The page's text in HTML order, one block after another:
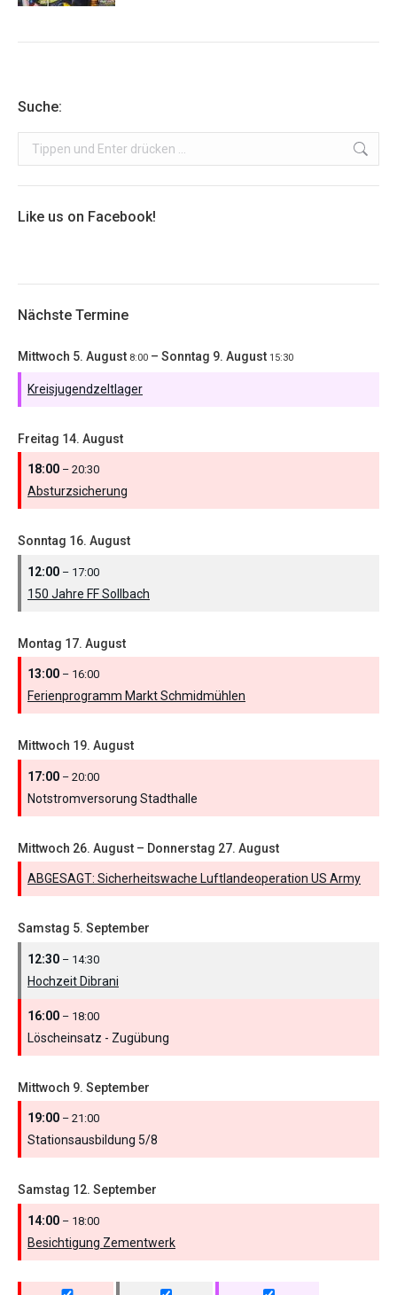
Suche:
Search:
Like us on Facebook!
Nächste Termine
Mittwoch 5. August 8:00 – Sonntag 9. August 15:30
Kreisjugendzeltlager
Freitag 14. August
18:00 – 20:30
Absturzsicherung
Sonntag 16. August
12:00 – 17:00
150 Jahre FF Sollbach
Montag 17. August
13:00 – 16:00
Ferienprogramm Markt Schmidmühlen
Mittwoch 19. August
17:00 – 20:00
Notstromversorung Stadthalle
Mittwoch 26. August – Donnerstag 27. August
ABGESAGT: Sicherheitswache Luftlandeoperation US Army
Samstag 5. September
12:30 – 14:30
Hochzeit Dibrani
16:00 – 18:00
Löscheinsatz - Zugübung
Mittwoch 9. September
19:00 – 21:00
Stationsausbildung 5/8
Samstag 12. September
14:00 – 18:00
Besichtigung Zementwerk